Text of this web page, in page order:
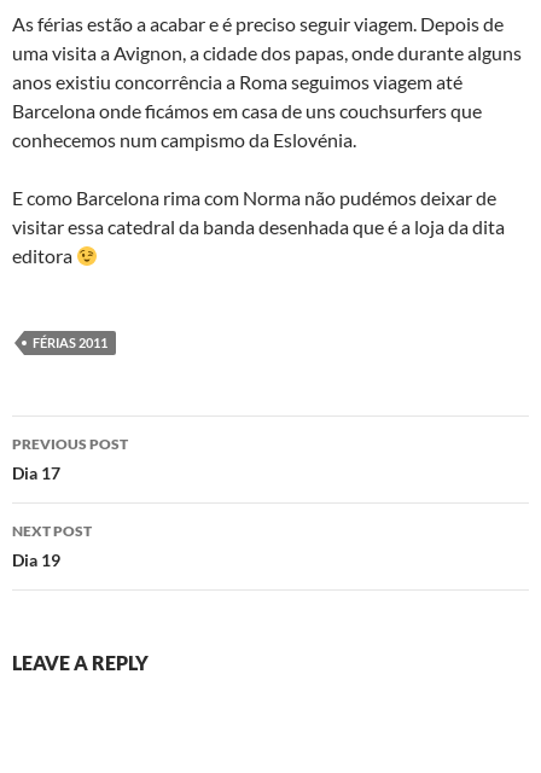
As férias estão a acabar e é preciso seguir viagem. Depois de
uma visita a Avignon, a cidade dos papas, onde durante alguns
anos existiu concorrência a Roma seguimos viagem até
Barcelona onde ficámos em casa de uns couchsurfers que
conhecemos num campismo da Eslovénia.
E como Barcelona rima com Norma não pudémos deixar de
visitar essa catedral da banda desenhada que é a loja da dita
editora
FÉRIAS 2011
Post
navigation
PREVIOUS POST
Dia 17
NEXT POST
Dia 19
LEAVE A REPLY